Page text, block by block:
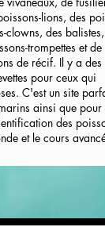
lions, des
clowns, des
trompettes et de
de récif. Il y a des
pour ceux qui
C'est un site
ainsi que pour
des
et le cours